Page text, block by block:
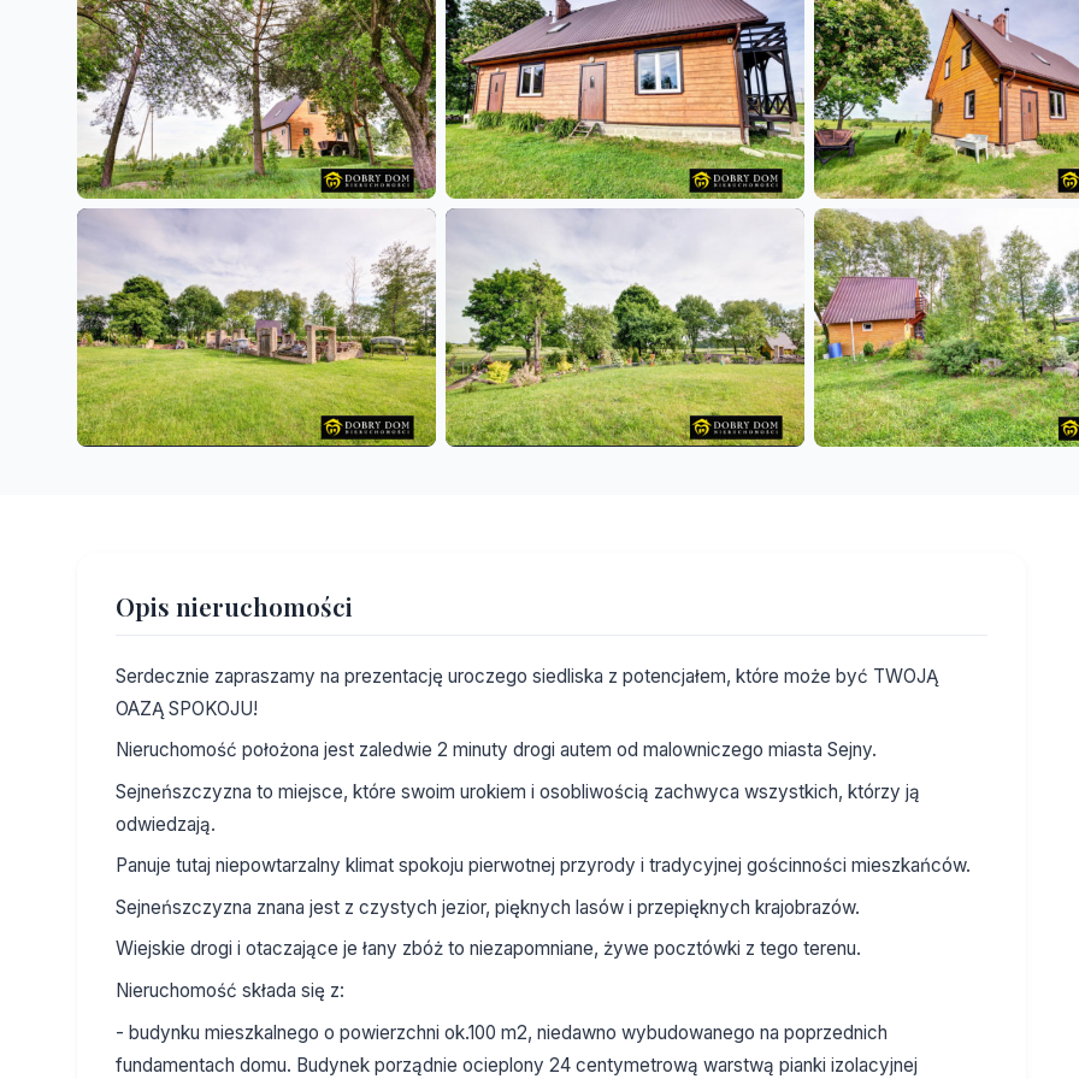
Opis nieruchomości
Serdecznie zapraszamy na prezentację uroczego siedliska z potencjałem, które może być TWOJĄ
OAZĄ SPOKOJU!
Nieruchomość położona jest zaledwie 2 minuty drogi autem od malowniczego miasta Sejny.
Sejneńszczyzna to miejsce, które swoim urokiem i osobliwością zachwyca wszystkich, którzy ją
odwiedzają.
Panuje tutaj niepowtarzalny klimat spokoju pierwotnej przyrody i tradycyjnej gościnności mieszkańców.
Sejneńszczyzna znana jest z czystych jezior, pięknych lasów i przepięknych krajobrazów.
Wiejskie drogi i otaczające je łany zbóż to niezapomniane, żywe pocztówki z tego terenu.
Nieruchomość składa się z:
- budynku mieszkalnego o powierzchni ok.100 m2, niedawno wybudowanego na poprzednich
fundamentach domu. Budynek porządnie ocieplony 24 centymetrową warstwą pianki izolacyjnej